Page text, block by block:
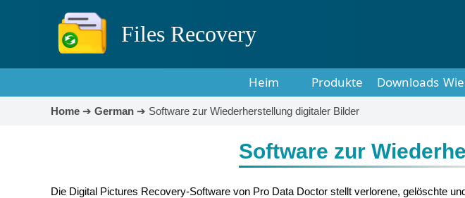
Files Recovery
Heim Produkte Downloads
Home➔ German➔ Software zur Wiederherstellung digitaler Bilder
Software zur
Die Digital Pictures Recovery-Software von Pro Data Doctor stellt verlorene, gelöschte